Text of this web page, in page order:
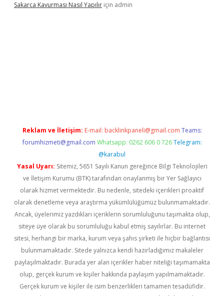
Sakarca Kavurması Nasıl Yapılır için admin
Reklam ve İletişim: E-mail: backlinkpaneli@gmail.com Teams:
forumhizmeti@gmail.com Whatsapp: 0262 606 0 726 Telegram:
@karabul
Yasal Uyarı: Sitemiz, 5651 Sayılı Kanun gereğince Bilgi Teknolojileri
ve İletişim Kurumu (BTK) tarafından onaylanmış bir Yer Sağlayıcı
olarak hizmet vermektedir. Bu nedenle, sitedeki içerikleri proaktif
olarak denetleme veya araştırma yükümlülüğümüz bulunmamaktadır.
Ancak, üyelerimiz yazdıkları içeriklerin sorumluluğunu taşımakta olup,
siteye üye olarak bu sorumluluğu kabul etmiş sayılırlar. Bu internet
sitesi, herhangi bir marka, kurum veya şahıs şirketi ile hiçbir bağlantısı
bulunmamaktadır. Sitede yalnızca kendi hazırladığımız makaleler
paylaşılmaktadır. Burada yer alan içerikler haber niteliği taşımamakta
olup, gerçek kurum ve kişiler hakkında paylaşım yapılmamaktadır.
Gerçek kurum ve kişiler ile isim benzerlikleri tamamen tesadüfidir.